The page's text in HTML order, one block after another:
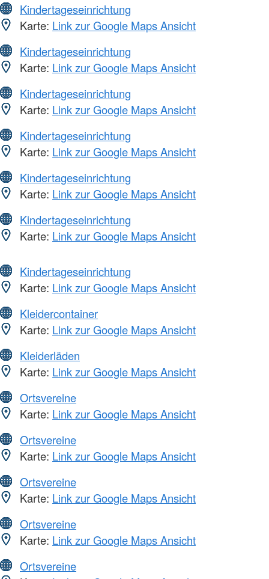
Kindertageseinrichtung
Karte: Link zur Google Maps Ansicht
Kindertageseinrichtung
Karte: Link zur Google Maps Ansicht
Kindertageseinrichtung
Karte: Link zur Google Maps Ansicht
Kindertageseinrichtung
Karte: Link zur Google Maps Ansicht
Kindertageseinrichtung
Karte: Link zur Google Maps Ansicht
Kindertageseinrichtung
Karte: Link zur Google Maps Ansicht
Kindertageseinrichtung
Karte: Link zur Google Maps Ansicht
Kleidercontainer
Karte: Link zur Google Maps Ansicht
Kleiderläden
Karte: Link zur Google Maps Ansicht
Ortsvereine
Karte: Link zur Google Maps Ansicht
Ortsvereine
Karte: Link zur Google Maps Ansicht
Ortsvereine
Karte: Link zur Google Maps Ansicht
Ortsvereine
Karte: Link zur Google Maps Ansicht
Ortsvereine